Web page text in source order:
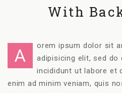
With
A
orem ipsum dolor sit
adipisicing elit, sed do
incididunt ut labore et
enim ad minim veniam, quis